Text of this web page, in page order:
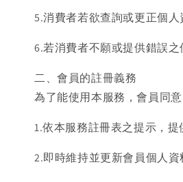
5.消費者若欲查詢或更正個
6.若消費者不願或提供錯誤
二、會員的註冊義務
為了能使用本服務，會員同意
1.依本服務註冊表之提示，
2.即時維持並更新會員個人資